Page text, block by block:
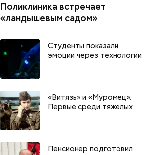
Поликлиника встречает
«ландышевым садом»
Студенты показали
эмоции через технологии
«Витязь» и «Муромец».
Первые среди тяжелых
Пенсионер подготовил